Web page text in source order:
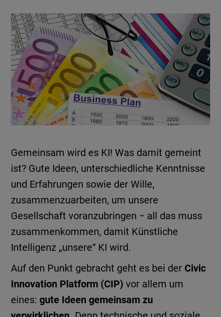
Gemeinsam wird es KI! Was damit gemeint
ist? Gute Ideen, unterschiedliche Kenntnisse
und Erfahrungen sowie der Wille,
zusammenzuarbeiten, um unsere
Gesellschaft voranzubringen − all das muss
zusammenkommen, damit Künstliche
Intelligenz „unsere“ KI wird.
Auf den Punkt gebracht geht es bei der Civic
Innovation Platform (CIP) vor allem um
eines:gute Ideen gemeinsam zu